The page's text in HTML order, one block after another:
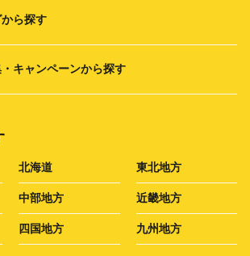
ら探す
キャンペーンから探す
北海道 東北地方
中部地方 近畿地方
四国地方 九州地方